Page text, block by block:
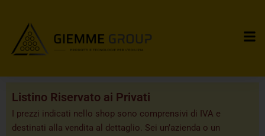
Listino Riservato ai Privati
I prezzi indicati nello shop sono comprensivi di IVA e
destinati alla vendita al dettaglio. Sei un’azienda o un